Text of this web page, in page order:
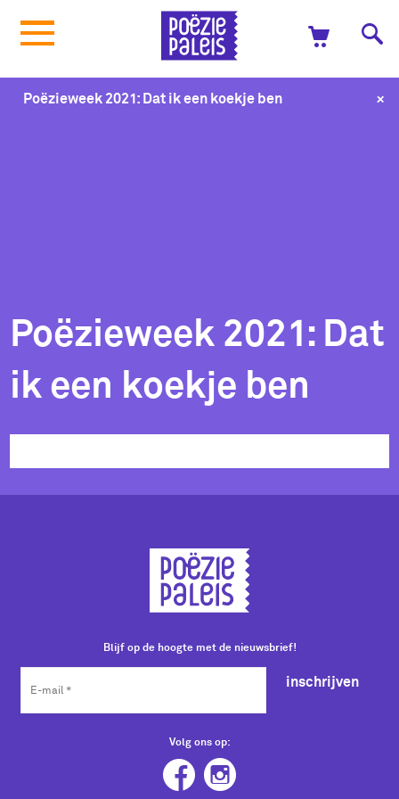
Poëzieweek 2021: Dat ik een koekje ben +
Poëzieweek 2021: Dat
ik een koekje ben
Blijf op de hoogte met de nieuwsbrief!
inschrijven
Volg ons op: